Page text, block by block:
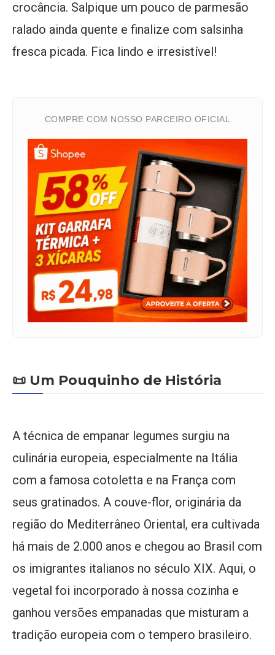
crocância. Salpique um pouco de parmesão
ralado ainda quente e finalize com salsinha
fresca picada. Fica lindo e irresistível!
COMPRE COM NOSSO PARCEIRO OFICIAL
📜 Um Pouquinho de História
A técnica de empanar legumes surgiu na
culinária europeia, especialmente na Itália
com a famosa cotoletta e na França com
seus gratinados. A couve-flor, originária da
região do Mediterrâneo Oriental, era cultivada
há mais de 2.000 anos e chegou ao Brasil com
os imigrantes italianos no século XIX. Aqui, o
vegetal foi incorporado à nossa cozinha e
ganhou versões empanadas que misturam a
tradição europeia com o tempero brasileiro.